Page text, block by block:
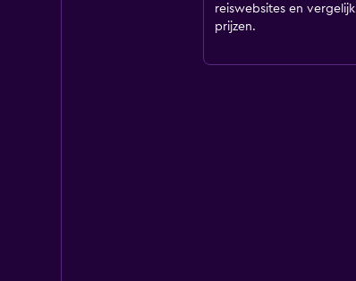
reiswebsites en vergelijk
prijzen.